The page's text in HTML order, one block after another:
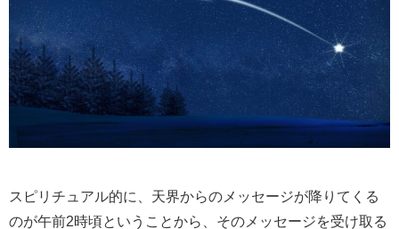
スピリチュアル的に、天界からのメッセージが降りてくる
のが午前2時頃ということから、そのメッセージを受け取る